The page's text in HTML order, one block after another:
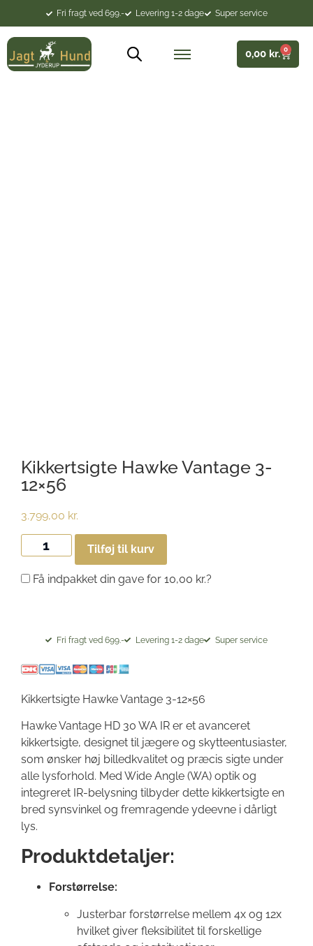
Fri fragt ved 699.- Levering 1-2 dage Super service
0,00 kr. 0
Kikkertsigte Hawke Vantage 3-
12×56
3.799,00 kr.
Tilføj til kurv
Få indpakket din gave for 10,00 kr.?
Fri fragt ved 699.- Levering 1-2 dage Super service
Kikkertsigte Hawke Vantage 3-12×56
Hawke Vantage HD 30 WA IR er et avanceret
kikkertsigte, designet til jægere og skytteentusiaster,
som ønsker høj billedkvalitet og præcis sigte under
alle lysforhold. Med Wide Angle (WA) optik og
integreret IR-belysning tilbyder dette kikkertsigte en
bred synsvinkel og fremragende ydeevne i dårligt
lys.
Produktdetaljer:
Forstørrelse:
Justerbar forstørrelse mellem 4x og 12x
hvilket giver fleksibilitet til forskellige